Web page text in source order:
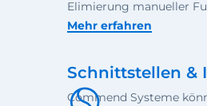
Elimierung manueller
Mehr erfahren
Schnittstellen &
Commend Systeme